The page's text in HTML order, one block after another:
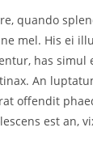
quando
mel. His ei
has simul
An
offendit
est an,